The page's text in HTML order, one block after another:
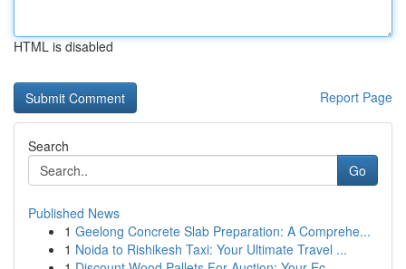
HTML is disabled
Report Page
Search
Go
Published News
1 Geelong Concrete Slab Preparation: A Comprehe...
1 Noida to Rishikesh Taxi: Your Ultimate Travel ...